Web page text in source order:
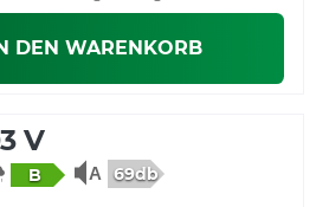
DEN WARENKORB
V
B 69db